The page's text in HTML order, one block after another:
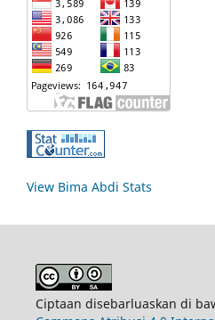
View Bima Abdi Stats
Ciptaan disebarluaskan di